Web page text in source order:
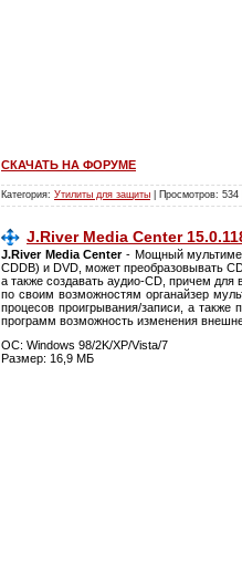
СКАЧАТЬ НА ФОРУМЕ
Категория: Утилиты для защиты | Просмотров: 534
J.River Media Center
J.River Media Center- Мощный
CDDB) и DVD, может преобразовывать
а также создавать аудио-CD, причем
по своим возможностям органайзер
процесов проигрывания/записи, а
программ возможность изменения
ОС: Windows 98/2K/XP/Vista/7
Размер: 16,9 МБ